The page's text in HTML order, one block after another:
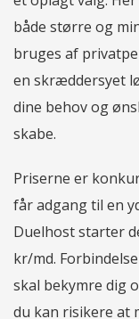
både større og
bruges af
en skræddersyet
dine behov og
skabe.
Priserne er
får adgang til en
Duelhost starter
kr/md.
skal bekymre dig
du kan risikere at